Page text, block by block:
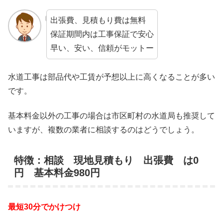
出張費、見積もり費は無料
保証期間内は工事保証で安心
早い、安い、信頼がモットー
水道工事は部品代や工賃が予想以上に高くなることが多い
です。
基本料金以外の工事の場合は市区町村の水道局も推奨して
いますが、複数の業者に相談するのはどうでしょう。
特徴：相談 現地見積もり 出張費 は0
円 基本料金980円
最短30分でかけつけ